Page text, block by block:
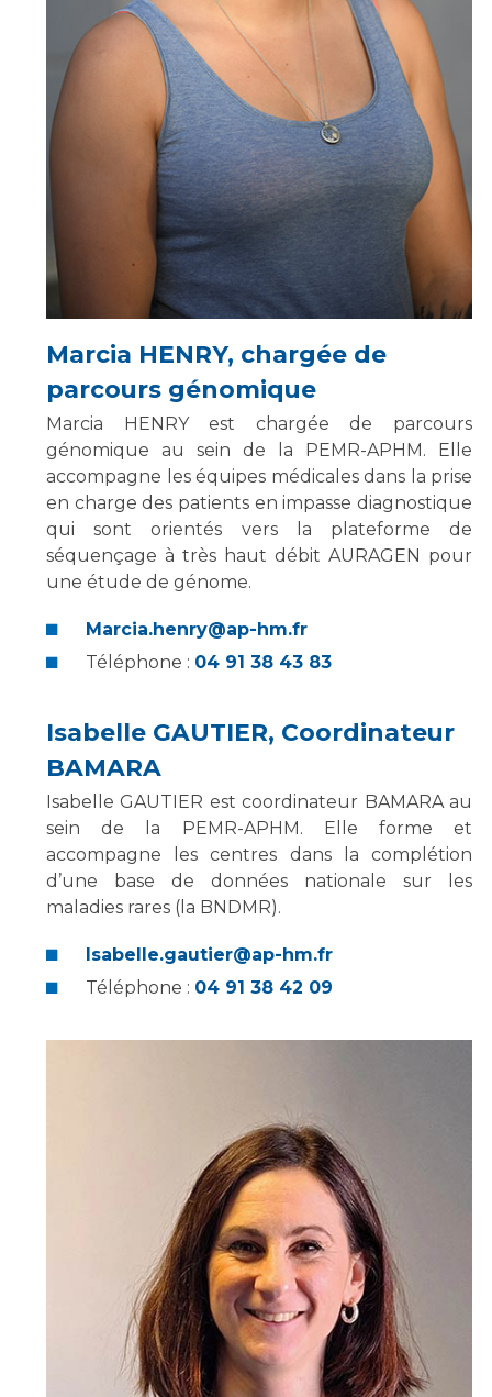
Marcia HENRY, chargée de
parcours génomique
Marcia HENRY est chargée de parcours
génomique au sein de la PEMR-APHM. Elle
accompagne les équipes médicales dans la prise
en charge des patients en impasse diagnostique
qui sont orientés vers la plateforme de
séquençage à très haut débit AURAGEN pour
une étude de génome.
Marcia.henry@ap-hm.fr
Téléphone : 04 91 38 43 83
Isabelle GAUTIER, Coordinateur
BAMARA
Isabelle GAUTIER est coordinateur BAMARA au
sein de la PEMR-APHM. Elle forme et
accompagne les centres dans la complétion
d’une base de données nationale sur les
maladies rares (la BNDMR).
Isabelle.gautier@ap-hm.fr
Téléphone : 04 91 38 42 09